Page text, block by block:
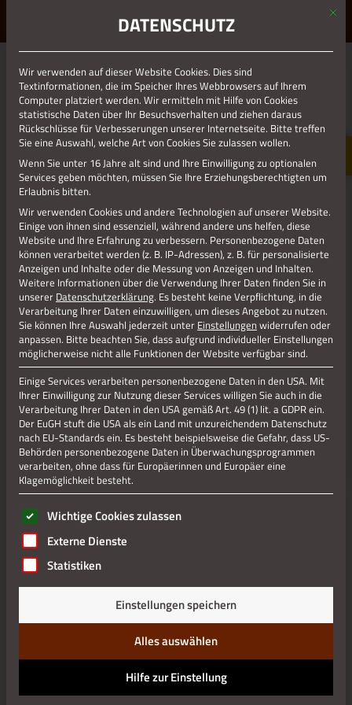
ERLEBE STOLBERG.ERLEBE DICH.
01.01.1970
WEIHNACHTSKONZERT FEUERWEHR
2021
Jetzt teilen
Jetzt teilen
Datenschutz
Impressum
Mit
DATENSCHUTZ
Wir verwenden auf dieser Website Cookies. Dies sind
Textinformationen, die im Speicher Ihres Webbrowsers auf Ihrem
Computer platziert werden. Wir ermitteln mit Hilfe von Cookies
statistische Daten über Ihr Besuchsverhalten und ziehen daraus
Rückschlüsse für Verbesserungen unserer Internetseite. Bitte treffen
Sie eine Auswahl, welche Art von Cookies Sie zulassen wollen.
Wenn Sie unter 16 Jahre alt sind und Ihre Einwilligung zu optionalen
Services geben möchten, müssen Sie Ihre Erziehungsberechtigten um
Erlaubnis bitten.
Wir verwenden Cookies und andere Technologien auf unserer Website.
Einige von ihnen sind essenziell, während andere uns helfen, diese
Website und Ihre Erfahrung zu verbessern. Personenbezogene Daten
können verarbeitet werden (z. B. IP-Adressen), z. B. für personalisierte
Anzeigen und Inhalte oder die Messung von Anzeigen und Inhalten.
Weitere Informationen über die Verwendung Ihrer Daten finden Sie in
unserer Datenschutzerklärung. Es besteht keine Verpflichtung, in die
Verarbeitung Ihrer Daten einzuwilligen, um dieses Angebot zu nutzen.
Sie können Ihre Auswahl jederzeit unter Einstellungen widerrufen oder
anpassen. Bitte beachten Sie, dass aufgrund individueller Einstellungen
möglicherweise nicht alle Funktionen der Website verfügbar sind.
Einige Services verarbeiten personenbezogene Daten in den USA. Mit
Ihrer Einwilligung zur Nutzung dieser Services willigen Sie auch in die
Verarbeitung Ihrer Daten in den USA gemäß Art. 49 (1) lit. a GDPR ein.
Der EuGH stuft die USA als ein Land mit unzureichendem Datenschutz
nach EU-Standards ein. Es besteht beispielsweise die Gefahr, dass US-
Behörden personenbezogene Daten in Überwachungsprogrammen
verarbeiten, ohne dass für Europäerinnen und Europäer eine
Klagemöglichkeit besteht.
Es folgt eine Liste der Service-Gruppen, für die eine
Wichtige Cookies zulassen
Externe Dienste
Statistiken
Einstellungen speichern
Alles auswählen
Hilfe zur Einstellung